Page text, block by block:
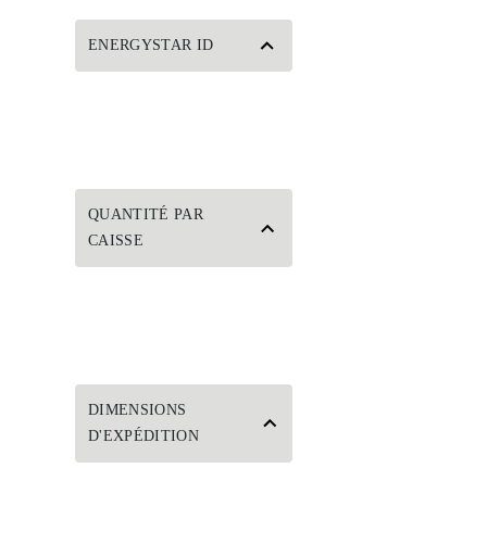
ENERGYSTAR ID
QUANTITÉ PAR
CAISSE
DIMENSIONS
D'EXPÉDITION